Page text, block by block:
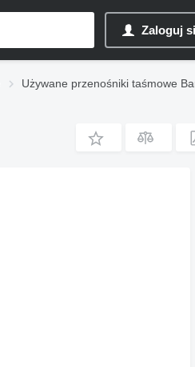
Zaloguj
Używane przenośniki taśmowe